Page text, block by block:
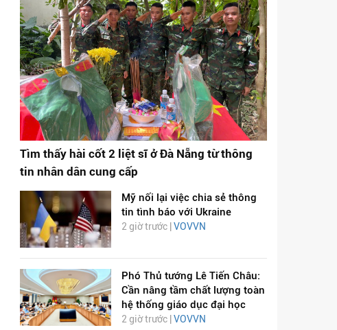
Tìm thấy hài cốt 2 liệt sĩ ở Đà Nẵng từ thông
tin nhân dân cung cấp
Mỹ nối lại việc chia sẻ thông
tin tình báo với Ukraine
2 giờ trước | VOVVN
Phó Thủ tướng Lê Tiến Châu:
Cần nâng tầm chất lượng toàn
hệ thống giáo dục đại học
2 giờ trước | VOVVN